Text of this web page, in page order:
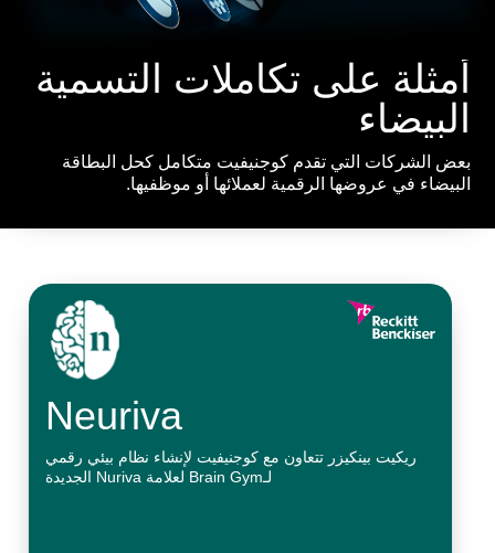
أمثلة على تكاملات التسمية
البيضاء
بعض الشركات التي تقدم كوجنيفيت متكامل كحل البطاقة
البيضاء في عروضها الرقمية لعملائها أو موظفيها.
Neuriva
ريكيت بينكيزر تتعاون مع كوجنيفيت لإنشاء نظام بيئي رقمي
لـBrain Gym لعلامة Nuriva الجديدة